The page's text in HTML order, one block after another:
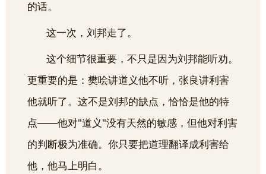
的话。
这一次，刘邦走了。
这个细节很重要，不只是因为刘邦能听劝。
更重要的是：樊哙讲道义他不听，张良讲利害
他就听了。这不是刘邦的缺点，恰恰是他的特
点——他对"道义"没有天然的敏感，但他对利害
的判断极为准确。你只要把道理翻译成利害给
他，他马上明白。